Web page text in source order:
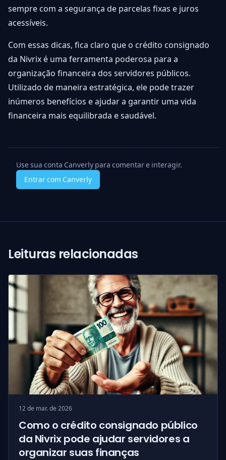
sempre com a segurança de parcelas fixas e juros
acessíveis.
Com essas dicas, fica claro que o crédito consignado
da Nivrix é uma ferramenta poderosa para a
organização financeira dos servidores públicos.
Utilizado de maneira estratégica, ele pode trazer
inúmeros benefícios e ajudar a garantir uma vida
financeira mais equilibrada e saudável.
Use sua conta Canverly para comentar e interagir.
Entrar com Canverly
Leituras relacionadas
12 de mar. de 2026
Como o crédito consignado público
da Nivrix pode ajudar servidores a
organizar suas finanças